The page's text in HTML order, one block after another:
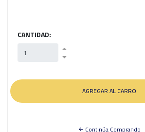
CANTIDAD:
Continúa Comprando